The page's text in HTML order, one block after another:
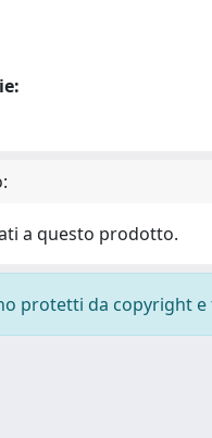
a questo prodotto.
protetti da copyright